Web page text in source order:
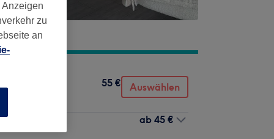
55 € Auswählen
ab 45 €
zu
an